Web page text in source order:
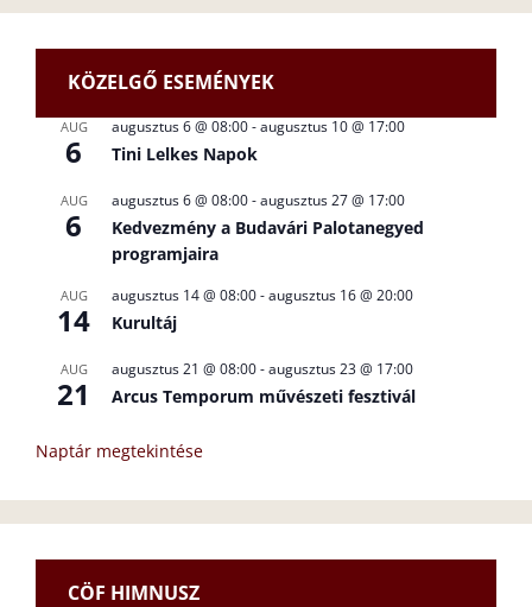
KÖZELGŐ ESEMÉNYEK
AUG
6
augusztus 6 @ 08:00-augusztus 10 @ 17:00
Tini Lelkes Napok
AUG
6
augusztus 6 @ 08:00-augusztus 27 @ 17:00
Kedvezmény a Budavári Palotanegyed
programjaira
AUG
14
augusztus 14 @ 08:00-augusztus 16 @ 20:00
Kurultáj
AUG
21
augusztus 21 @ 08:00-augusztus 23 @ 17:00
Arcus Temporum művészeti fesztivál
Naptár megtekintése
CÖF HIMNUSZ